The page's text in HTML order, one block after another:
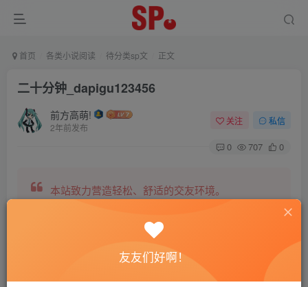
首页 各类小说阅读 待分类sp文 正文
二十分钟_dapigu123456
前方高萌!
2年前发布
关注 私信
0 707 0
本站致力营造轻松、舒适的交友环境。
另有小说阅读站点，网罗包括训诫文、腐文在内的
友友们好啊！